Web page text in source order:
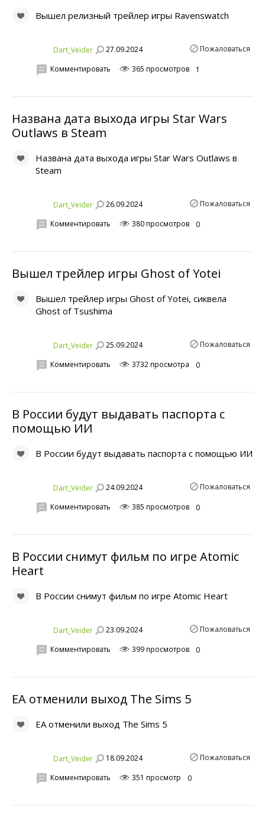
Вышел релизный трейлер игры Ravenswatch
Dart_Veider 27.09.2024 Пожаловаться
Комментировать 365 просмотров 1
Названа дата выхода игры Star Wars
Outlaws в Steam
Названа дата выхода игры Star Wars Outlaws в
Steam
Dart_Veider 26.09.2024 Пожаловаться
Комментировать 380 просмотров 0
Вышел трейлер игры Ghost of Yotei
Вышел трейлер игры Ghost of Yotei, сиквела
Ghost of Tsushima
Dart_Veider 25.09.2024 Пожаловаться
Комментировать 3732 просмотра 0
В России будут выдавать паспорта с
помощью ИИ
В России будут выдавать паспорта с помощью ИИ
Dart_Veider 24.09.2024 Пожаловаться
Комментировать 385 просмотров 0
В России снимут фильм по игре Atomic
Heart
В России снимут фильм по игре Atomic Heart
Dart_Veider 23.09.2024 Пожаловаться
Комментировать 399 просмотров 0
EA отменили выход The Sims 5
EA отменили выход The Sims 5
Dart_Veider 18.09.2024 Пожаловаться
Комментировать 351 просмотр 0